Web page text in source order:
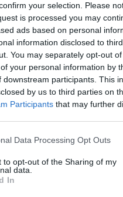
your selection. Please
is processed you may
ads based on personal
information disclosed to
You may separately opt-out
your personal information by
downstream participants. This
by us to third parties on
Participants that may further
Data Processing Opt Outs
to opt-out of the Sharing of my
data.
In